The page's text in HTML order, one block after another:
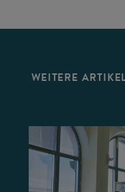
WEITERE